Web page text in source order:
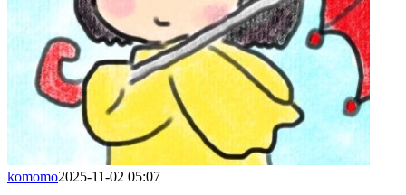
komomo2025-11-02 05:07